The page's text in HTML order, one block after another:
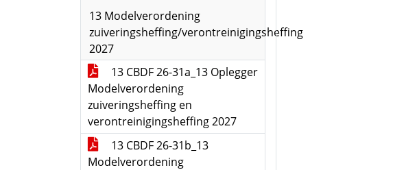
13 Modelverordening
zuiveringsheffing/verontreinigingsheffing
2027
13 CBDF 26-31a_13 Oplegger
Modelverordening
zuiveringsheffing en
verontreinigingsheffing 2027
13 CBDF 26-31b_13
Modelverordening